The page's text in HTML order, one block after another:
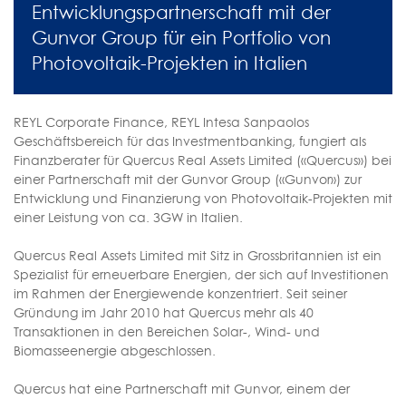
Entwicklungspartnerschaft mit der
Gunvor Group für ein Portfolio von
Photovoltaik-Projekten in Italien
REYL Corporate Finance, REYL Intesa Sanpaolos
Geschäftsbereich für das Investmentbanking, fungiert als
Finanzberater für Quercus Real Assets Limited («Quercus») bei
einer Partnerschaft mit der Gunvor Group («Gunvor») zur
Entwicklung und Finanzierung von Photovoltaik-Projekten mit
einer Leistung von ca. 3GW in Italien.
Quercus Real Assets Limited mit Sitz in Grossbritannien ist ein
Spezialist für erneuerbare Energien, der sich auf Investitionen
im Rahmen der Energiewende konzentriert. Seit seiner
Gründung im Jahr 2010 hat Quercus mehr als 40
Transaktionen in den Bereichen Solar-, Wind- und
Biomasseenergie abgeschlossen.
Quercus hat eine Partnerschaft mit Gunvor, einem der